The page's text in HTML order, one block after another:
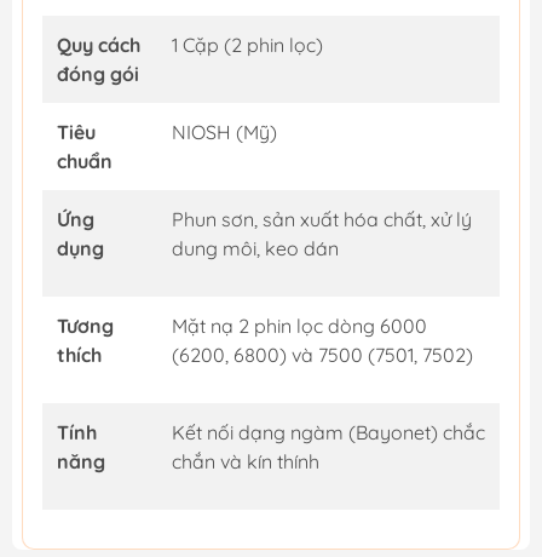
Quy cách
đóng gói
1 Cặp (2 phin lọc)
Tiêu
chuẩn
NIOSH (Mỹ)
Ứng
dụng
Phun sơn, sản xuất hóa chất, xử lý
dung môi, keo dán
Tương
thích
Mặt nạ 2 phin lọc dòng 6000
(6200, 6800) và 7500 (7501, 7502)
Tính
năng
Kết nối dạng ngàm (Bayonet) chắc
chắn và kín thính